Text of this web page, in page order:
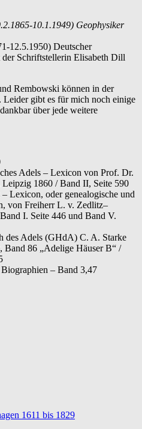
10.1.1949) Geophysiker
12.5.1950) Deutscher
Schriftstellerin Elisabeth Dill
Rembowski können in der
Leider gibt es für mich noch einige
über jede weitere
Adels – Lexicon von Prof. Dr.
1860 / Band II, Seite 590
– Lexicon, oder genealogische und
von Freiherr L. v. Zedlitz–
I. Seite 446 und Band V.
des Adels (GHdA) C. A. Starke
86 „Adelige Häuser B“ /
– Band 3,47
1611 bis 1829